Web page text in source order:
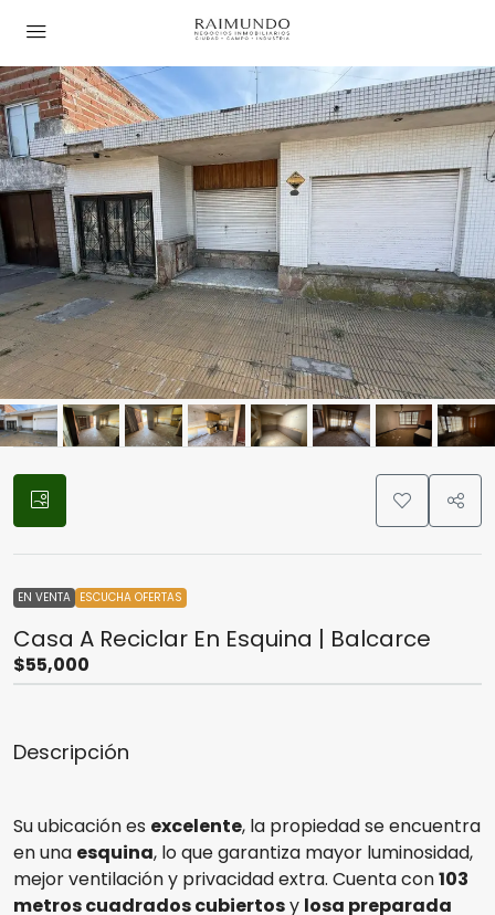
EN VENTA ESCUCHA OFERTAS
Casa A Reciclar En Esquina | Balcarce
$55,000
Descripción
Su ubicación es excelente, la propiedad se encuentra
en una esquina, lo que garantiza mayor luminosidad,
mejor ventilación y privacidad extra. Cuenta con103
metros cuadrados cubiertosy losa preparada